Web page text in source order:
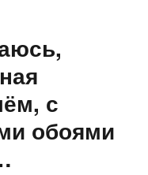
с
обоями